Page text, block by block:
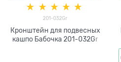
201-032Gr
Кронштейн для подвесных
кашпо Бабочка 201-032Gr